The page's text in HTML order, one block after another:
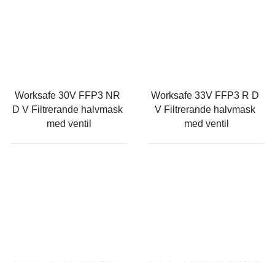
Worksafe 30V FFP3 NR
D V Filtrerande halvmask
med ventil
Worksafe 33V FFP3 R D
V Filtrerande halvmask
med ventil